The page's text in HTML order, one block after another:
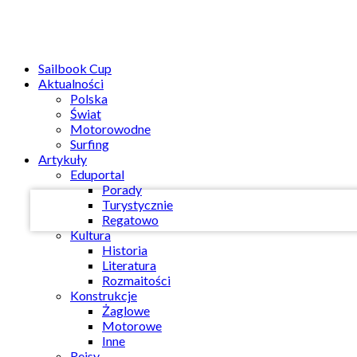
Sailbook Cup
Aktualności
Polska
Świat
Motorowodne
Surfing
Artykuły
Eduportal
Porady
Turystycznie
Regatowo
Kultura
Historia
Literatura
Rozmaitości
Konstrukcje
Żaglowe
Motorowe
Inne
Twoje hasło